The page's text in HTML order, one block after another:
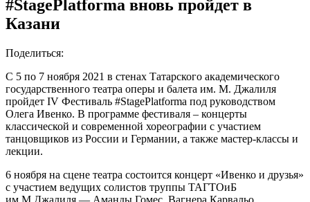
#StagePlatforma вновь пройдет в
Казани
Поделиться:
С 5 по 7 ноября 2021 в стенах Татарского академического
государственного театра оперы и балета им. М. Джалиля
пройдет IV Фестиваль #StagePlatforma под руководством
Олега Ивенко. В программе фестиваля – концерты
классической и современной хореографии с участием
танцовщиков из России и Германии, а также мастер-классы и
лекции.
6 ноября на сцене театра состоится концерт «Ивенко и друзья»
с участием ведущих солистов труппы ТАГТОиБ
им.М.Джалиля — Аманды Гомес, Вагнера Карвальо,